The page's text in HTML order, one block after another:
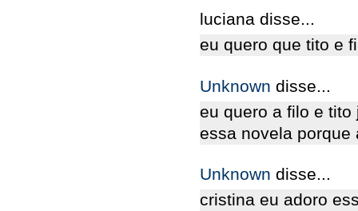
luciana disse...
eu quero que tito e
Unknown disse...
eu quero a filo e
essa novela
Unknown disse...
cristina eu adoro